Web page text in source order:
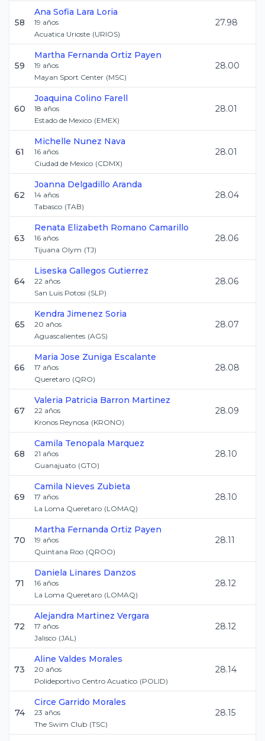
58
Ana Sofia Lara Loria
19 años
Acuatica Urioste (URIOS)
27.98
59
Martha Fernanda Ortiz Payen
19 años
Mayan Sport Center (MSC)
28.00
60
Joaquina Colino Farell
18 años
Estado de Mexico (EMEX)
28.01
61
Michelle Nunez Nava
16 años
Ciudad de Mexico (CDMX)
28.01
62
Joanna Delgadillo Aranda
14 años
Tabasco (TAB)
28.04
63
Renata Elizabeth Romano Camarillo
16 años
Tijuana Olym (TJ)
28.06
64
Liseska Gallegos Gutierrez
22 años
San Luis Potosi (SLP)
28.06
65
Kendra Jimenez Soria
20 años
Aguascalientes (AGS)
28.07
66
Maria Jose Zuniga Escalante
17 años
Queretaro (QRO)
28.08
67
Valeria Patricia Barron Martinez
22 años
Kronos Reynosa (KRONO)
28.09
68
Camila Tenopala Marquez
21 años
Guanajuato (GTO)
28.10
69
Camila Nieves Zubieta
17 años
La Loma Queretaro (LOMAQ)
28.10
70
Martha Fernanda Ortiz Payen
19 años
Quintana Roo (QROO)
28.11
71
Daniela Linares Danzos
16 años
La Loma Queretaro (LOMAQ)
28.12
72
Alejandra Martinez Vergara
17 años
Jalisco (JAL)
28.12
73
Aline Valdes Morales
20 años
Polideportivo Centro Acuatico (POLID)
28.14
74
Circe Garrido Morales
23 años
The Swim Club (TSC)
28.15